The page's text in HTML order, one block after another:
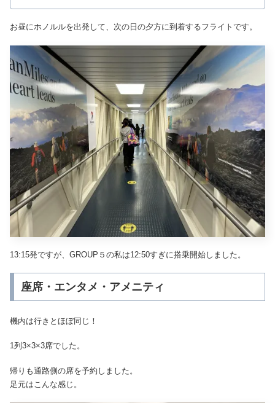
お昼にホノルルを出発して、次の日の夕方に到着するフライトです。
13:15発ですが、GROUP５の私は12:50すぎに搭乗開始しました。
座席・エンタメ・アメニティ
機内は行きとほぼ同じ！
1列3×3×3席でした。
帰りも通路側の席を予約しました。
足元はこんな感じ。